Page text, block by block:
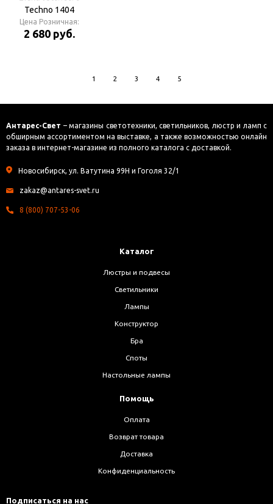
Techno 1404
черный Светильник
уличный
Цена Розничная:
2 680 руб.
1 2 3 4 5
Антарес-Свет – магазины светотехники, светильников, люстр и ламп с
обширным ассортиментом на выставке, а также возможностью онлайн
заказа в интернет-магазине из полного каталога с доставкой.
Новосибирск, ул. Ватутина 99Н и Гоголя 32/1
zakaz@antares-svet.ru
8 (800) 707-53-06
Каталог
Люстры и подвесы
Светильники
Лампы
Конструктор
Бра
Споты
Настольные лампы
Помощь
Оплата
Возврат товара
Доставка
Конфиденциальность
Подписаться на нас